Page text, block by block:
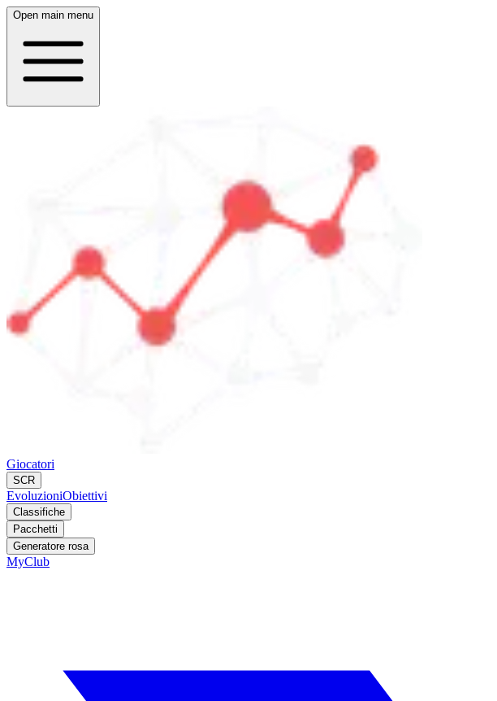
Open main menu
Giocatori
SCR
EvoluzioniObiettivi
Classifiche
Pacchetti
Generatore rosa
MyClub